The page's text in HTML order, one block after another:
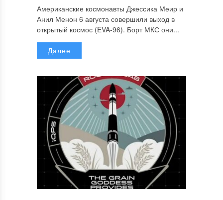
Американские космонавты Джессика Меир и
Анил Менон 6 августа совершили выход в
открытый космос (EVA-96). Борт МКС они...
Далее